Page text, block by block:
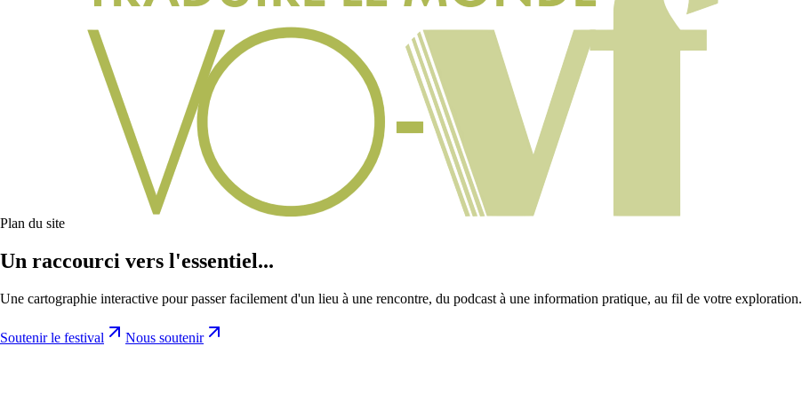
Plan du site
Un raccourci vers l'essentiel...
Une cartographie interactive pour passer facilement d'un lieu à une rencontre, du podcast à une information pratique, au fil de votre exploration.
Soutenir le festival Nous soutenir